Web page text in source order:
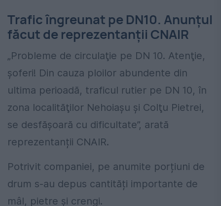
Trafic îngreunat pe DN10. Anunțul
făcut de reprezentanții CNAIR
„Probleme de circulaţie pe DN 10. Atenţie,
şoferi! Din cauza ploilor abundente din
ultima perioadă, traficul rutier pe DN 10, în
zona localităţilor Nehoiaşu şi Colţu Pietrei,
se desfăşoară cu dificultate”, arată
reprezentanții CNAIR.
Potrivit companiei, pe anumite porțiuni de
drum s-au depus cantități importante de
mâl, pietre și crengi.